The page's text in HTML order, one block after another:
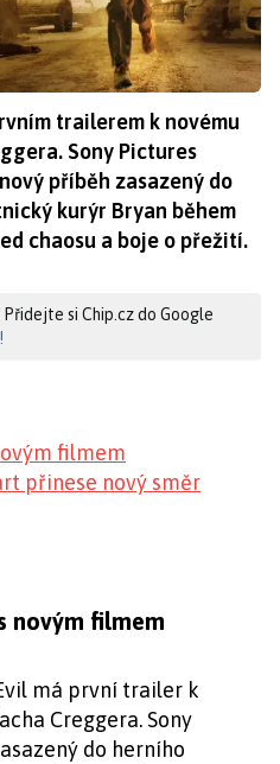
trailerem k novému
Sony Pictures
příběh zasazený do
kurýr Bryan během
chaosu a boje o přežití.
si Chip.cz do Google
filmem
přinese nový směr
novým filmem
má první trailer k
Creggera. Sony
do herního